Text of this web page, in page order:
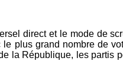
direct et le mode de
plus grand nombre de
la République, les